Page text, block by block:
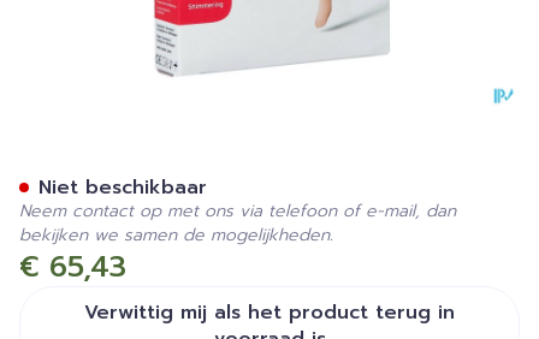
€ 65,43
Verwittig mij als het product terug in
Niet beschikbaar
Neem contact op met ons via telefoon of e-mail, dan
bekijken we samen de mogelijkheden.